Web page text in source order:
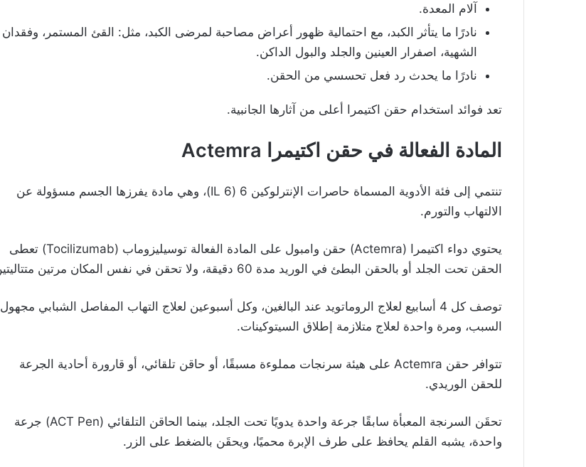
آلام المعدة.
نادرًا ما يتأثر الكبد، مع احتمالية ظهور أعراض مصاحبة لمرضى الكبد، مثل: القئ المستمر، وفقدان
الشهية، اصفرار العينين والجلد والبول الداكن.
نادرًا ما يحدث رد فعل تحسسي من الحقن.
تعد فوائد استخدام حقن اكتيمرا أعلى من آثارها الجانبية.
المادة الفعالة في حقن اكتيمرا Actemra
تنتمي إلى فئة الأدوية المسماة حاصرات الإنترلوكين 6 (IL 6)، وهي مادة يفرزها الجسم مسؤولة عن
الالتهاب والتورم.
يحتوي دواء اكتيمرا (Actemra) حقن وامبول على المادة الفعالة توسيليزوماب (Tocilizumab) تعطى
الحقن تحت الجلد أو بالحقن البطئ في الوريد مدة 60 دقيقة، ولا تحقن في نفس المكان مرتين متتاليتين.
توصف كل 4 أسابيع لعلاج الروماتويد عند البالغين، وكل أسبوعين لعلاج التهاب المفاصل الشبابي مجهول
السبب، ومرة واحدة لعلاج متلازمة إطلاق السيتوكينات.
تتوافر حقن Actemra على هيئة سرنجات مملوءة مسبقًا، أو حاقن تلقائي، أو قارورة أحادية الجرعة
للحقن الوريدي.
تحقَن السرنجة المعبأة سابقًا جرعة واحدة يدويًا تحت الجلد، بينما الحاقن التلقائي (ACT Pen) جرعة
واحدة، يشبه القلم يحافظ على طرف الإبرة محميًا، ويحقَن بالضغط على الزر.